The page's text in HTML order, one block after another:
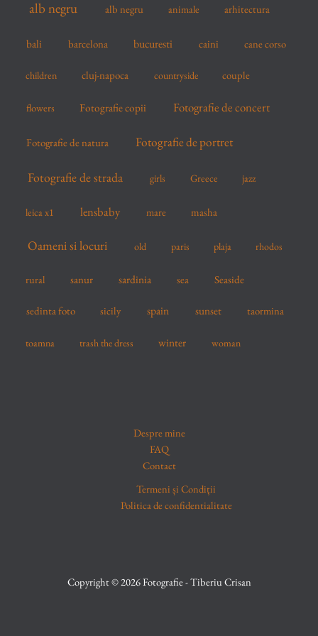
alb negru alb negru animale arhitectura
bali barcelona bucuresti caini cane corso
children cluj-napoca countryside couple
flowers Fotografie copii Fotografie de concert
Fotografie de natura Fotografie de portret
Fotografie de strada girls Greece jazz
leica x1 lensbaby mare masha
Oameni si locuri old paris plaja rhodos
rural sanur sardinia sea Seaside
sedinta foto sicily spain sunset taormina
toamna trash the dress winter woman
Despre mine
FAQ
Contact
Termeni și Condiții
Politica de confidentialitate
Copyright © 2026 Fotografie - Tiberiu Crisan